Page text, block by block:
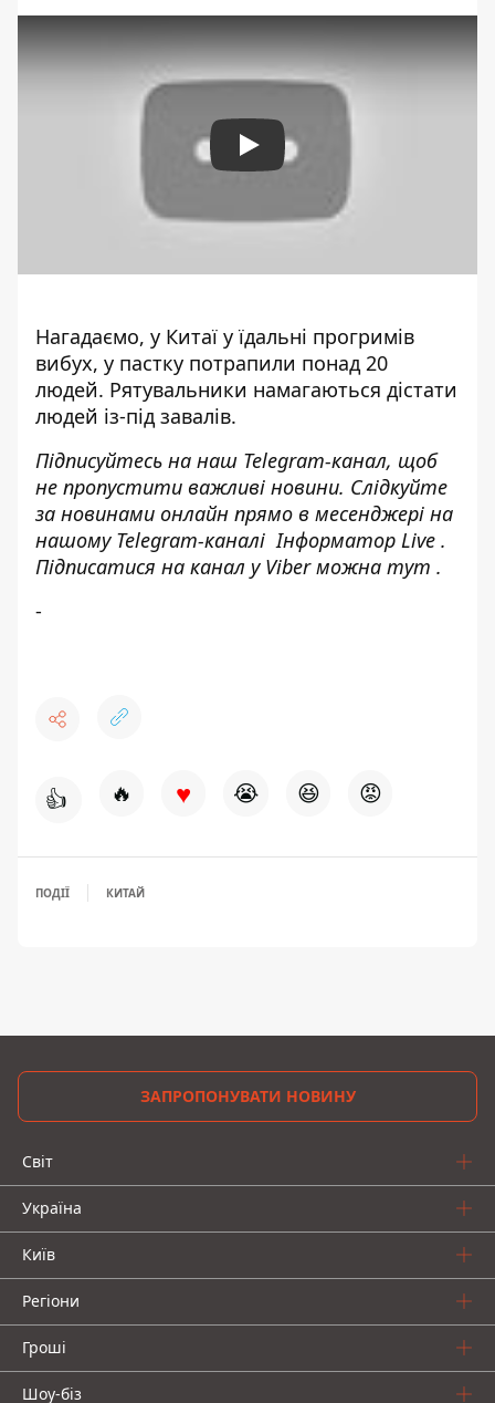
Play
Нагадаємо, у Китаї у їдальні прогримів
вибух, у пастку потрапили понад 20
людей. Рятувальники намагаються дістати
людей із-під завалів.
Підписуйтесь на наш Telegram-канал, щоб
не пропустити важливі новини. Слідкуйте
за новинами онлайн прямо в месенджері на
нашому Telegram-каналіІнформатор Live .
Підписатися на канал у Viber можна тут .
-
👍 🔥 ♥ 😭 😆 😡
ПОДІЇ КИТАЙ
ЗАПРОПОНУВАТИ НОВИНУ
Світ
Україна
Київ
Регіони
Гроші
Шоу-біз